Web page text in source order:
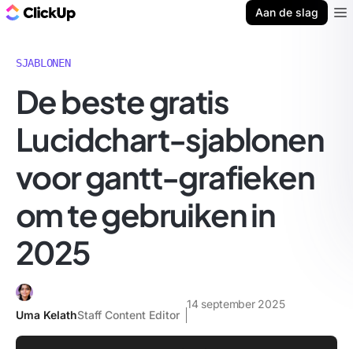
Aan de slag
SJABLONEN
De beste gratis
Lucidchart-sjablonen
voor gantt-grafieken
om te gebruiken in
2025
Uma KelathStaff Content Editor
14 september 2025